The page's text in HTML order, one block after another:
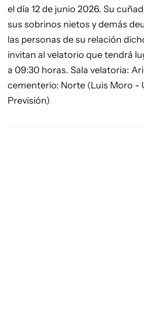
el día 12 de junio 2026. Su
sus sobrinos nietos y demás
las personas de su relación
invitan al velatorio que tendrá
a 09:30 horas. Sala velatoria:
cementerio: Norte (Luis Moro -
Previsión)